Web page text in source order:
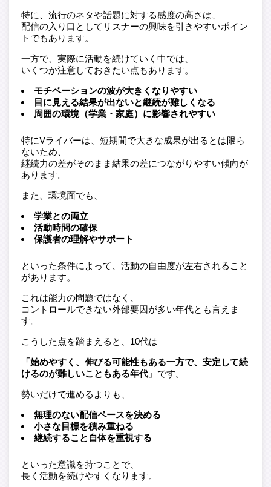
特に、流行のネタや話題に対する感度の高さは、
配信の入り口としてリスナーの興味を引きやすいポイン
トでもあります。
一方で、実際に活動を続けていく中では、
いくつか注意しておきたい点もあります。
モチベーションの波が大きくなりやすい
目に見える結果が出ないと継続が難しくなる
周囲の環境（学業・家庭）に影響されやすい
特にVライバーは、短期間で大きな成果が出るとは限ら
ないため、
継続力の差がそのまま結果の差につながりやすい傾向が
あります。
また、環境面でも、
学業との両立
活動時間の確保
保護者の理解やサポート
といった条件によって、活動の自由度が左右されること
があります。
これは能力の問題ではなく、
コントロールできない外部要因が多い年代とも言えま
す。
こうした点を踏まえると、10代は
「始めやすく、伸びる可能性もある一方で、安定して続
けるのが難しいこともある年代」 です。
勢いだけで進めるよりも、
無理のない配信ペースを決める
小さな目標を積み重ねる
継続すること自体を重視する
といった意識を持つことで、
長く活動を続けやすくなります。